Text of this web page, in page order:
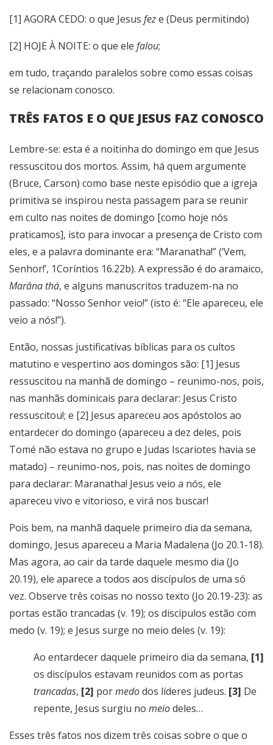
[1] AGORA CEDO: o que Jesus feze (Deus permitindo)
[2] HOJE À NOITE: o que ele falou;
em tudo, traçando paralelos sobre como essas coisas
se relacionam conosco.
TRÊS FATOS E O QUE JESUS FAZ CONOSCO
Lembre-se: esta é a noitinha do domingo em que Jesus
ressuscitou dos mortos. Assim, há quem argumente
(Bruce, Carson) como base neste episódio que a igreja
primitiva se inspirou nesta passagem para se reunir
em culto nas noites de domingo [como hoje nós
praticamos], isto para invocar a presença de Cristo com
eles, e a palavra dominante era: “Maranatha!” (‘Vem,
Senhor!’, 1Coríntios 16.22b). A expressão é do aramaico,
Marâna thá, e alguns manuscritos traduzem-na no
passado: “Nosso Senhor veio!” (isto é: “Ele apareceu, ele
veio a nós!”).
Então, nossas justificativas bíblicas para os cultos
matutino e vespertino aos domingos são: [1] Jesus
ressuscitou na manhã de domingo – reunimo-nos, pois,
nas manhãs dominicais para declarar: Jesus Cristo
ressuscitou!; e [2] Jesus apareceu aos apóstolos ao
entardecer do domingo (apareceu a dez deles, pois
Tomé não estava no grupo e Judas Iscariotes havia se
matado) – reunimo-nos, pois, nas noites de domingo
para declarar: Maranatha! Jesus veio a nós, ele
apareceu vivo e vitorioso, e virá nos buscar!
Pois bem, na manhã daquele primeiro dia da semana,
domingo, Jesus apareceu a Maria Madalena (Jo 20.1-18).
Mas agora, ao cair da tarde daquele mesmo dia (Jo
20.19), ele aparece a todos aos discípulos de uma só
vez. Observe três coisas no nosso texto (Jo 20.19-23): as
portas estão trancadas (v. 19); os discípulos estão com
medo (v. 19); e Jesus surge no meio deles (v. 19):
Ao entardecer daquele primeiro dia da semana, [1]
os discípulos estavam reunidos com as portas
trancadas, [2] pormedodos líderes judeus. [3] De
repente, Jesus surgiu no meiodeles…
Esses três fatos nos dizem três coisas sobre o que o